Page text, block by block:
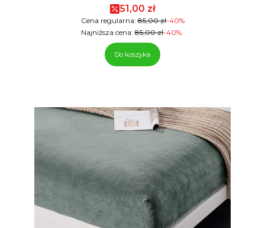
Cena promocyjna
51,00 zł
Cena regularna: 85,00 zł-40%
Najniższa cena: 85,00 zł-40%
Do koszyka